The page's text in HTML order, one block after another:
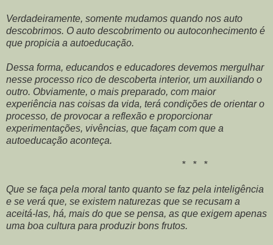
Verdadeiramente, somente mudamos quando nos auto
descobrimos. O auto descobrimento ou autoconhecimento é
que propicia a autoeducação.
Dessa forma, educandos e educadores devemos mergulhar
nesse processo rico de descoberta interior, um auxiliando o
outro. Obviamente, o mais preparado, com maior
experiência nas coisas da vida, terá condições de orientar o
processo, de provocar a reflexão e proporcionar
experimentações, vivências, que façam com que a
autoeducação aconteça.
* * *
Que se faça pela moral tanto quanto se faz pela inteligência
e se verá que, se existem naturezas que se recusam a
aceitá-las, há, mais do que se pensa, as que exigem apenas
uma boa cultura para produzir bons frutos.